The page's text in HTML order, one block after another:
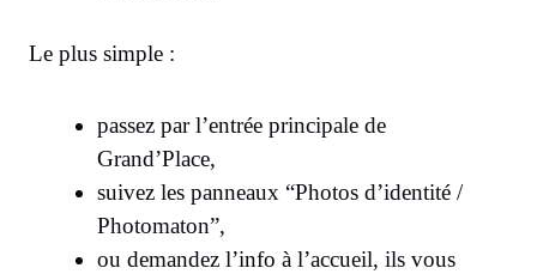
Le plus simple :
passez par l’entrée principale de
Grand’Place,
suivez les panneaux “Photos d’identité /
Photomaton”,
ou demandez l’info à l’accueil, ils vous